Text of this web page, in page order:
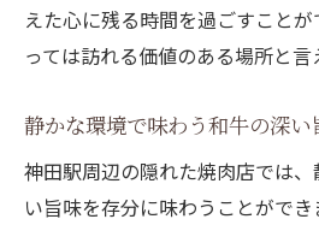
えた心に残る時間を過ごすこと
っては訪れる価値のある場所と言
静かな環境で味わう和牛の深い
神田駅周辺の隠れた焼肉店では
い旨味を存分に味わうことがで